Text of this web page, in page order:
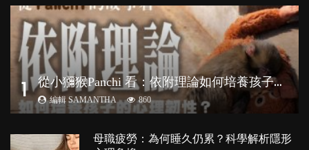
1 從
小獼猴Panchi 看：依附理論如何培養孩子心理韌性？
編輯 SAMANTHA 860
母職疲勞：為何睡久仍累？科學解析隱形